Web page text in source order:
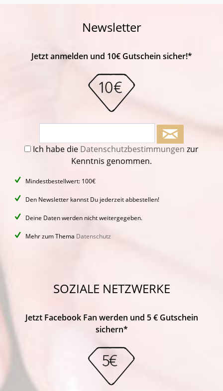
Newsletter
Jetzt anmelden und 10€ Gutschein sicher!*
Ich habe die Datenschutzbestimmungen zur
Kenntnis genommen.
Mindestbestellwert: 100€
Den Newsletter kannst Du jederzeit abbestellen!
Deine Daten werden nicht weitergegeben.
Mehr zum Thema Datenschutz
SOZIALE NETZWERKE
Jetzt Facebook Fan werden und 5 € Gutschein
sichern*